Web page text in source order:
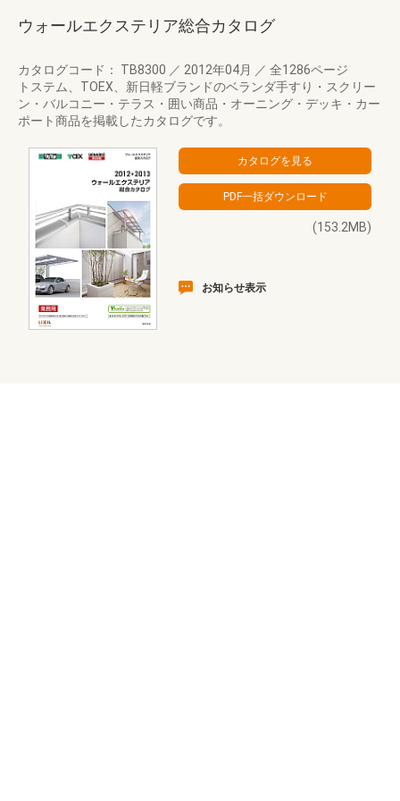
ウォールエクステリア総合カタログ
カタログコード： TB8300 ／ 2012年04月 ／ 全1286ページ
トステム、TOEX、新日軽ブランドのベランダ手すり・スクリー
ン・バルコニー・テラス・囲い商品・オーニング・デッキ・カー
ポート商品を掲載したカタログです。
(153.2MB)
お知らせ表示